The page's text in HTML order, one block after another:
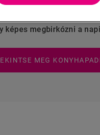
hogy világklasszis
az új napot. Elfoglalt
képes megbirkózni a
MEG